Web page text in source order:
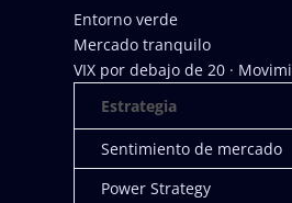
Entorno verde
Mercado tranquilo
VIX por debajo de 20 ·
Estrategia
Sentimiento de mercado
Power Strategy